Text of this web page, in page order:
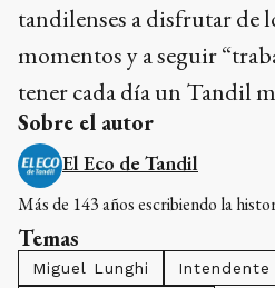
tandilenses a disfrutar de
momentos y a seguir
tener cada día un Tandil
Sobre el autor
El Eco de Tandil
Más de 143 años escribiendo la
Temas
Miguel Lunghi
Intendente